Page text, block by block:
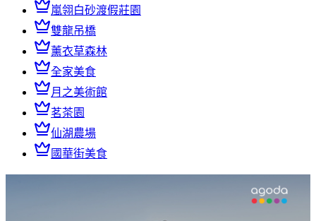
嵐翎白砂渡假莊園
雙龍吊橋
薰衣草森林
全家美食
月之美術館
茗茶園
仙湖農場
國華街美食